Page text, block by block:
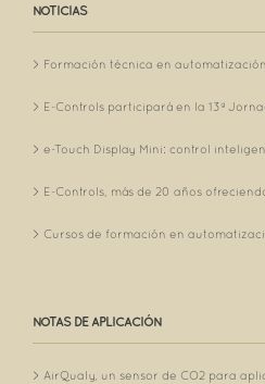
NOTICIAS
Formación técnica en
E-Controls participará en la 13ª
e-Touch Display Mini: control
E-Controls, más de 20 años
Cursos de formación en
NOTAS DE APLICACIÓN
AirQualy, un sensor de CO2 para